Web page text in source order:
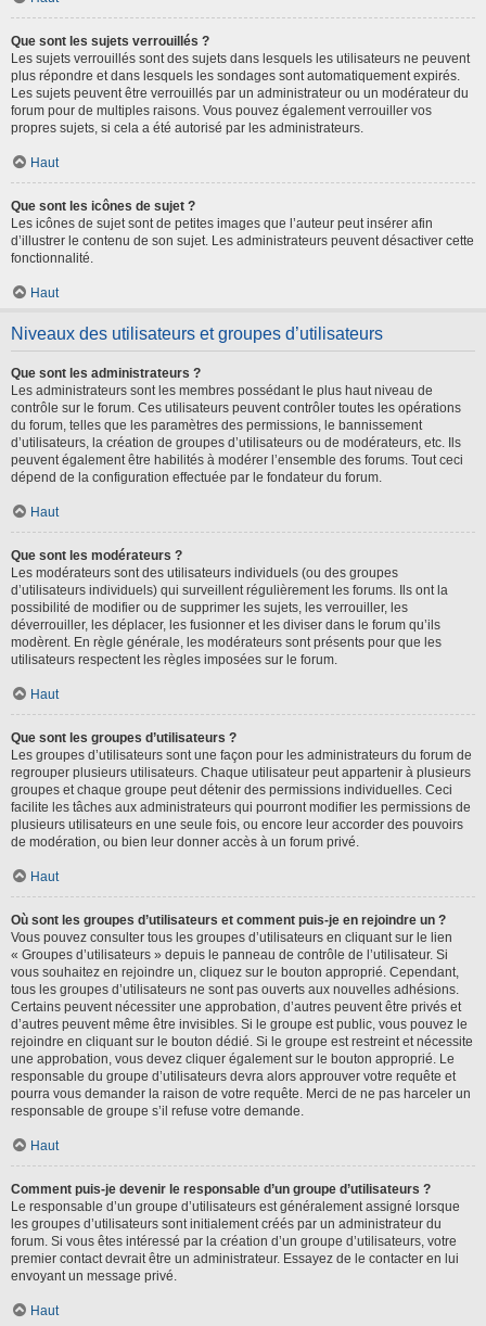
Que sont les sujets verrouillés ?
Les sujets verrouillés sont des sujets dans lesquels les utilisateurs ne peuvent
plus répondre et dans lesquels les sondages sont automatiquement expirés.
Les sujets peuvent être verrouillés par un administrateur ou un modérateur du
forum pour de multiples raisons. Vous pouvez également verrouiller vos
propres sujets, si cela a été autorisé par les administrateurs.
Haut
Que sont les icônes de sujet ?
Les icônes de sujet sont de petites images que l’auteur peut insérer afin
d’illustrer le contenu de son sujet. Les administrateurs peuvent désactiver cette
fonctionnalité.
Haut
Niveaux des utilisateurs et groupes d’utilisateurs
Que sont les administrateurs ?
Les administrateurs sont les membres possédant le plus haut niveau de
contrôle sur le forum. Ces utilisateurs peuvent contrôler toutes les opérations
du forum, telles que les paramètres des permissions, le bannissement
d’utilisateurs, la création de groupes d’utilisateurs ou de modérateurs, etc. Ils
peuvent également être habilités à modérer l’ensemble des forums. Tout ceci
dépend de la configuration effectuée par le fondateur du forum.
Haut
Que sont les modérateurs ?
Les modérateurs sont des utilisateurs individuels (ou des groupes
d’utilisateurs individuels) qui surveillent régulièrement les forums. Ils ont la
possibilité de modifier ou de supprimer les sujets, les verrouiller, les
déverrouiller, les déplacer, les fusionner et les diviser dans le forum qu’ils
modèrent. En règle générale, les modérateurs sont présents pour que les
utilisateurs respectent les règles imposées sur le forum.
Haut
Que sont les groupes d’utilisateurs ?
Les groupes d’utilisateurs sont une façon pour les administrateurs du forum de
regrouper plusieurs utilisateurs. Chaque utilisateur peut appartenir à plusieurs
groupes et chaque groupe peut détenir des permissions individuelles. Ceci
facilite les tâches aux administrateurs qui pourront modifier les permissions de
plusieurs utilisateurs en une seule fois, ou encore leur accorder des pouvoirs
de modération, ou bien leur donner accès à un forum privé.
Haut
Où sont les groupes d’utilisateurs et comment puis-je en rejoindre un ?
Vous pouvez consulter tous les groupes d’utilisateurs en cliquant sur le lien
« Groupes d’utilisateurs » depuis le panneau de contrôle de l’utilisateur. Si
vous souhaitez en rejoindre un, cliquez sur le bouton approprié. Cependant,
tous les groupes d’utilisateurs ne sont pas ouverts aux nouvelles adhésions.
Certains peuvent nécessiter une approbation, d’autres peuvent être privés et
d’autres peuvent même être invisibles. Si le groupe est public, vous pouvez le
rejoindre en cliquant sur le bouton dédié. Si le groupe est restreint et nécessite
une approbation, vous devez cliquer également sur le bouton approprié. Le
responsable du groupe d’utilisateurs devra alors approuver votre requête et
pourra vous demander la raison de votre requête. Merci de ne pas harceler un
responsable de groupe s’il refuse votre demande.
Haut
Comment puis-je devenir le responsable d’un groupe d’utilisateurs ?
Le responsable d’un groupe d’utilisateurs est généralement assigné lorsque
les groupes d’utilisateurs sont initialement créés par un administrateur du
forum. Si vous êtes intéressé par la création d’un groupe d’utilisateurs, votre
premier contact devrait être un administrateur. Essayez de le contacter en lui
envoyant un message privé.
Haut